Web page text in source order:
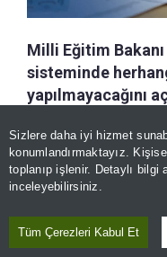
Sizlere daha iyi hizmet
konumlandırmaktayız.
toplanıp işlenir. Detaylı bilgi
inceleyebilirsiniz.
Tüm Çerezleri Kabul Et
Milli Eğitim
sisteminde
yapılmayacağını
sınavlarda
hazırlanacağını
bankaları artık
Özetle